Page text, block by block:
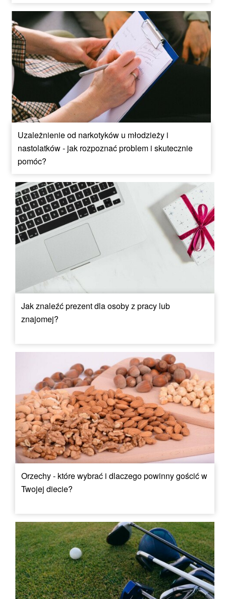
Uzależnienie od narkotyków u młodzieży i
nastolatków - jak rozpoznać problem i skutecznie
pomóc?
Jak znaleźć prezent dla osoby z pracy lub
znajomej?
Orzechy - które wybrać i dlaczego powinny gościć w
Twojej diecie?